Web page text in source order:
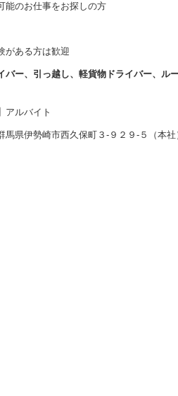
能のお仕事をお探しの方
がある方は歓迎
バー、引っ越し、軽貨物ドライバー、ル
アルバイト
馬県伊勢崎市西久保町３-９２９-５（本社